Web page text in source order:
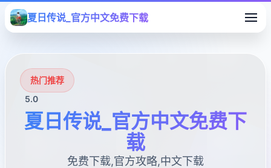
夏日传说_官方中文免费下载
热门推荐
5.0
夏日传说_官方中文免费下
载
免费下载,官方攻略,中文下载